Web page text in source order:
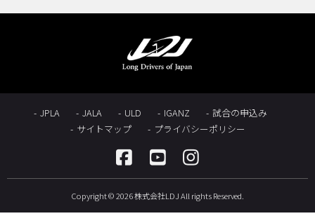
JPLA JALA ULD IGANZ
試合の申込み
サイトマップ
プライバシーポリシー
Copyright © 2026 株式会社LDJ All rights Reserved.